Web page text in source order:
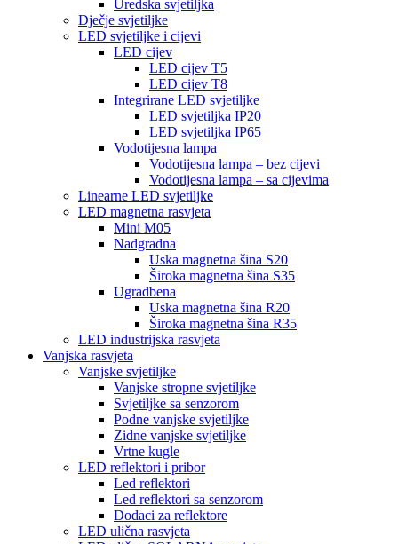
Uredska svjetiljka
Dječje svjetiljke
LED svjetiljke i cijevi
LED cijev
LED cijev T5
LED cijev T8
Integrirane LED svjetiljke
LED svjetiljka IP20
LED svjetiljka IP65
Vodotijesna lampa
Vodotijesna lampa – bez cijevi
Vodotijesna lampa – sa cijevima
Linearne LED svjetiljke
LED magnetna rasvjeta
Mini M05
Nadgradna
Uska magnetna šina S20
Široka magnetna šina S35
Ugradbena
Uska magnetna šina R20
Široka magnetna šina R35
LED industrijska rasvjeta
Vanjska rasvjeta
Vanjske svjetiljke
Vanjske stropne svjetiljke
Svjetiljke sa senzorom
Podne vanjske svjetiljke
Zidne vanjske svjetiljke
Vrtne kugle
LED reflektori i pribor
Led reflektori
Led reflektori sa senzorom
Dodaci za reflektore
LED ulična rasvjeta